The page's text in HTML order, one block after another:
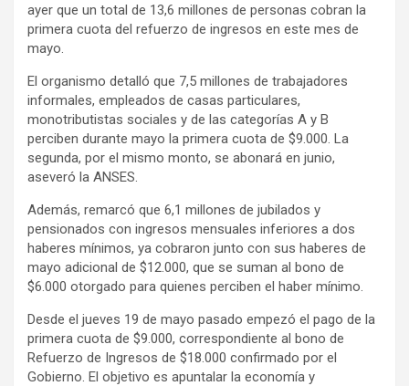
ayer que un total de 13,6 millones de personas cobran la
primera cuota del refuerzo de ingresos en este mes de
mayo.
El organismo detalló que 7,5 millones de trabajadores
informales, empleados de casas particulares,
monotributistas sociales y de las categorías A y B
perciben durante mayo la primera cuota de $9.000. La
segunda, por el mismo monto, se abonará en junio,
aseveró la ANSES.
Además, remarcó que 6,1 millones de jubilados y
pensionados con ingresos mensuales inferiores a dos
haberes mínimos, ya cobraron junto con sus haberes de
mayo adicional de $12.000, que se suman al bono de
$6.000 otorgado para quienes perciben el haber mínimo.
Desde el jueves 19 de mayo pasado empezó el pago de la
primera cuota de $9.000, correspondiente al bono de
Refuerzo de Ingresos de $18.000 confirmado por el
Gobierno. El objetivo es apuntalar la economía y